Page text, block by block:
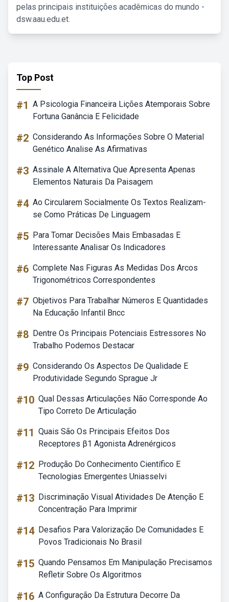
pelas principais instituições acadêmicas do mundo -
dsw.aau.edu.et.
Top Post
#1 A Psicologia Financeira Lições Atemporais Sobre
Fortuna Ganância E Felicidade
#2 Considerando As Informações Sobre O Material
Genético Analise As Afirmativas
#3 Assinale A Alternativa Que Apresenta Apenas
Elementos Naturais Da Paisagem
#4 Ao Circularem Socialmente Os Textos Realizam-
se Como Práticas De Linguagem
#5 Para Tomar Decisões Mais Embasadas E
Interessante Analisar Os Indicadores
#6 Complete Nas Figuras As Medidas Dos Arcos
Trigonométricos Correspondentes
#7 Objetivos Para Trabalhar Números E Quantidades
Na Educação Infantil Bncc
#8 Dentre Os Principais Potenciais Estressores No
Trabalho Podemos Destacar
#9 Considerando Os Aspectos De Qualidade E
Produtividade Segundo Sprague Jr
#10 Qual Dessas Articulações Não Corresponde Ao
Tipo Correto De Articulação
#11 Quais São Os Principais Efeitos Dos
Receptores β1 Agonista Adrenérgicos
#12 Produção Do Conhecimento Científico E
Tecnologias Emergentes Uniasselvi
#13 Discriminação Visual Atividades De Atenção E
Concentração Para Imprimir
#14 Desafios Para Valorização De Comunidades E
Povos Tradicionais No Brasil
#15 Quando Pensamos Em Manipulação Precisamos
Refletir Sobre Os Algoritmos
#16 A Configuração Da Estrutura Decorre Da